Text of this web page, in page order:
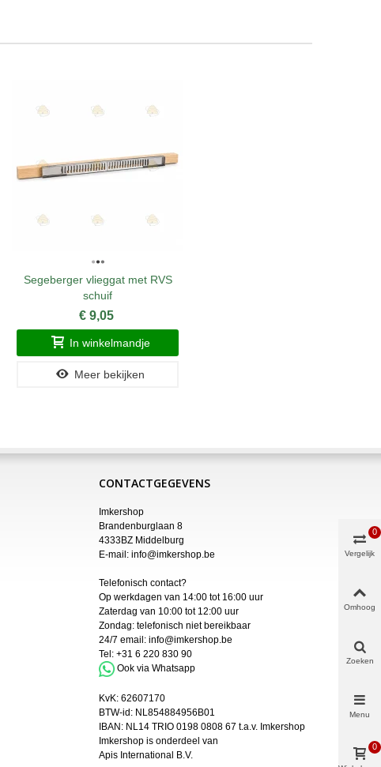
Segeberger vlieggat met RVS
schuif
€ 9,05
In winkelmandje
Meer bekijken
CONTACTGEGEVENS
Imkershop
Brandenburglaan 8
4333BZ Middelburg
E-mail: info@imkershop.be
Telefonisch contact?
Op werkdagen van 14:00 tot 16:00 uur
Zaterdag van 10:00 tot 12:00 uur
Zondag: telefonisch niet bereikbaar
24/7 email: info@imkershop.be
Tel: +31 6 220 830 90
Ook via Whatsapp
KvK: 62607170
BTW-id: NL854884956B01
IBAN: NL14 TRIO 0198 0808 67 t.a.v. Imkershop
Imkershop is onderdeel van
Apis International B.V.
Vergelijk
0
Omhoog
Zoeken
Menu
0